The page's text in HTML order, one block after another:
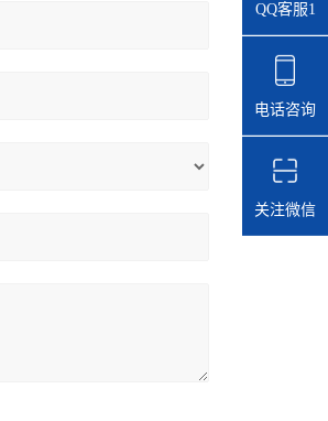
QQ客服1
电话咨询
关注微信